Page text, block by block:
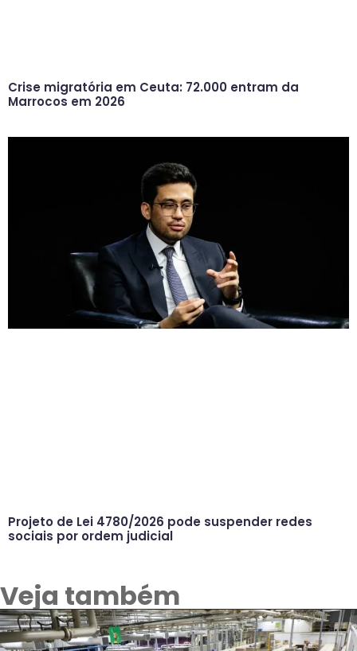
Crise migratória em Ceuta: 72.000 entram da
Marrocos em 2026
Projeto de Lei 4780/2026 pode suspender redes
sociais por ordem judicial
Veja também